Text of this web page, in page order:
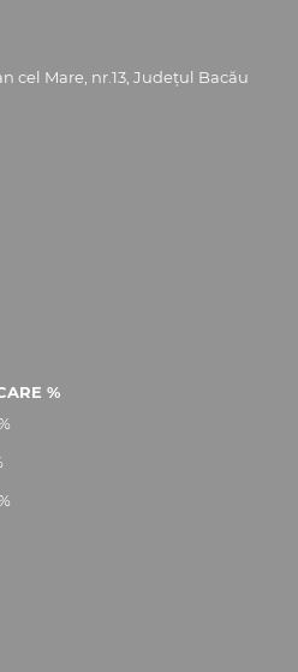
cel Mare, nr.13, Județul Bacău
%